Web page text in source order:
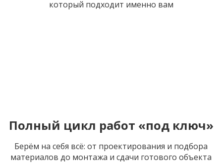
который подходит именно вам
Полный цикл работ «под ключ»
Берём на себя всё: от проектирования и подбора
материалов до монтажа и сдачи готового объекта